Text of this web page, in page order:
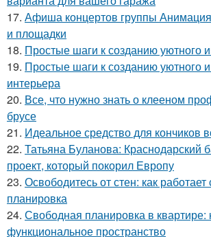
17. Афиша концертов группы
и площадки
18. Простые шаги к созданию уютного
19. Простые шаги к созданию уютного и
интерьера
20. Все, что нужно знать о клееном
брусе
21. Идеальное средство для кончиков
22. Татьяна Буланова: Краснодарский
проект, который покорил Европу
23. Освободитесь от стен: как
планировка
24. Свободная планировка в квартире:
функциональное пространство